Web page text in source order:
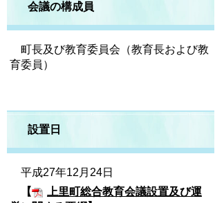
会議の構成員
町長及び教育委員会（教育長および教
育委員）
設置日
平成27年12月24日
【
上里町総合教育会議設置及び運